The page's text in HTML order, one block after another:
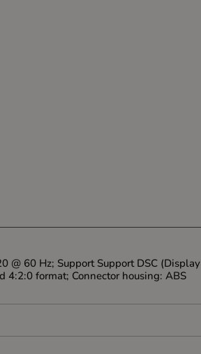
@ 60 Hz; Support Support DSC (Display
4:2:0 format; Connector housing: ABS